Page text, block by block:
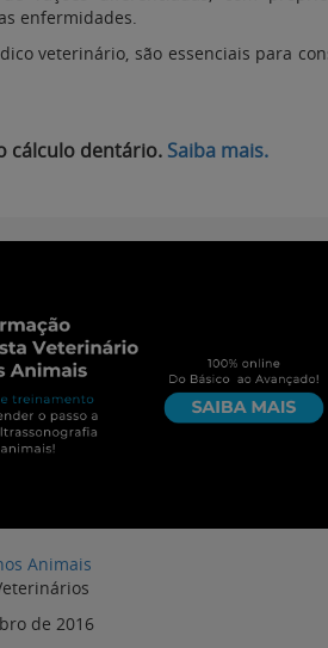
enfermidades.
veterinário, são essenciais para
cálculo dentário. Saiba mais.
de 2016
em Pequenos Animais:
a ultrassonografia
no atendimento